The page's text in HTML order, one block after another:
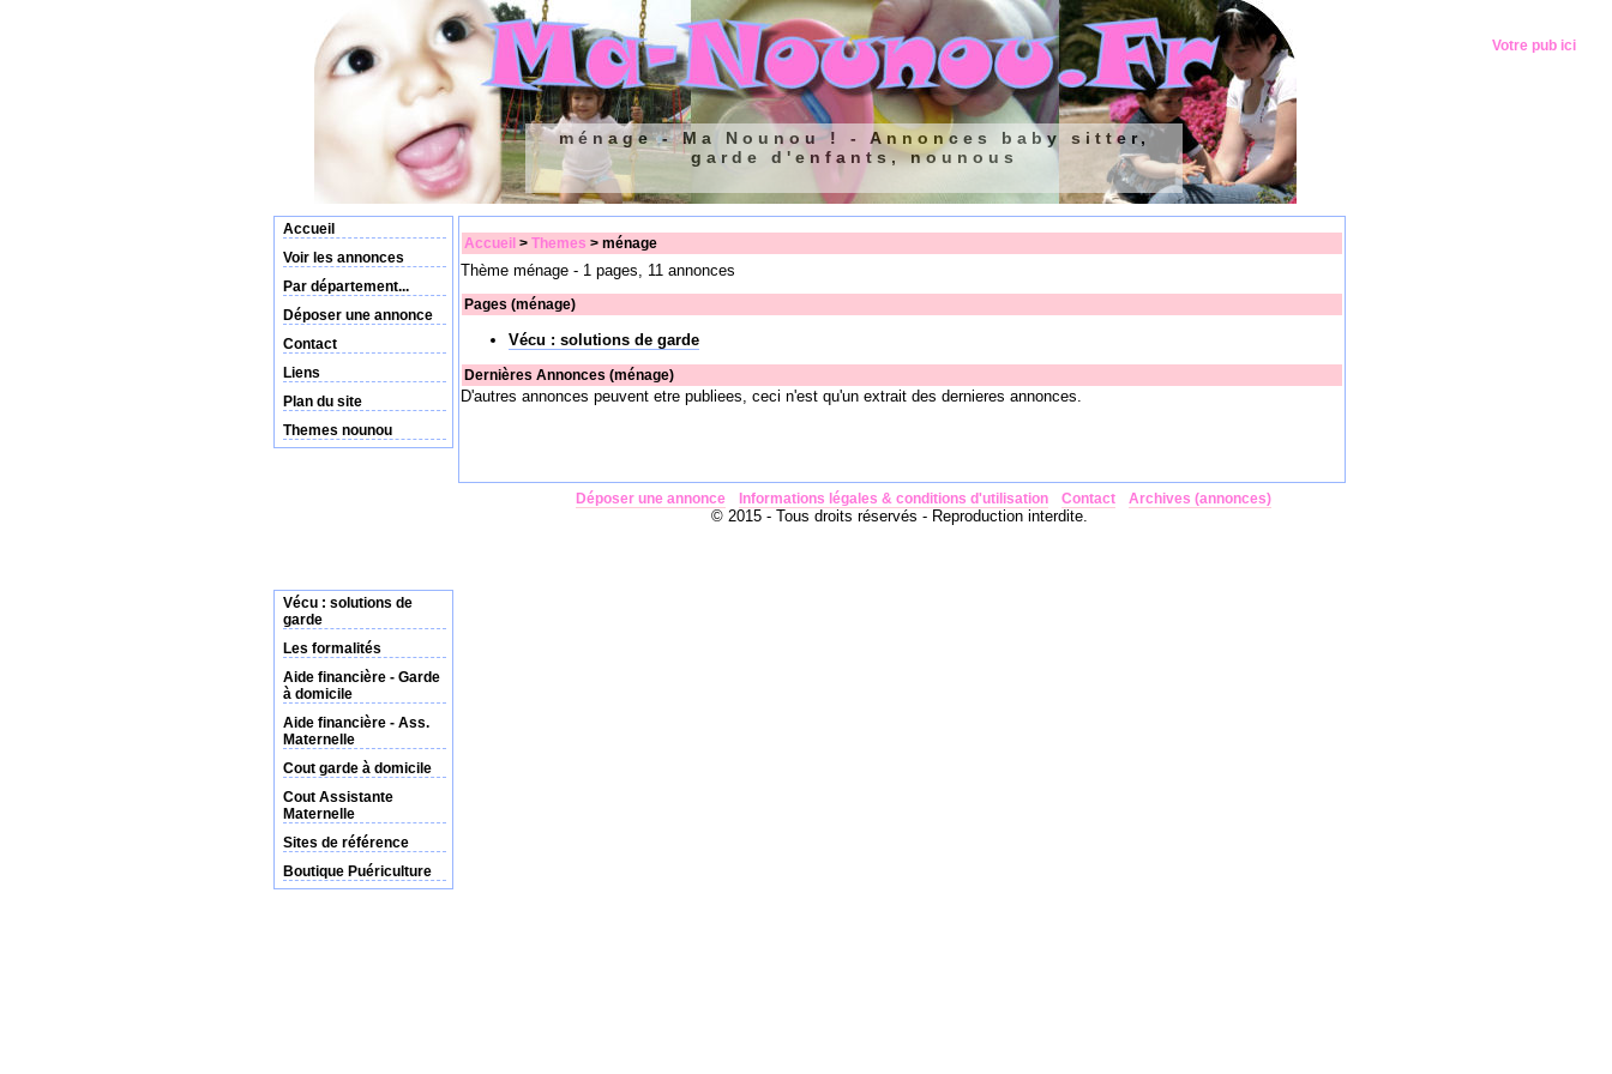
ménage - Ma Nounou ! - Annonces baby sitter,
garde d'enfants, nounous
Accueil
Voir les annonces
Par département...
Déposer une annonce
Contact
Liens
Plan du site
Themes nounou
Vécu : solutions de
garde
Les formalités
Aide financière - Garde
à domicile
Aide financière - Ass.
Maternelle
Cout garde à domicile
Cout Assistante
Maternelle
Sites de référence
Boutique Puériculture
Accueil > Themes > ménage
Thème ménage - 1 pages, 11 annonces
Pages (ménage)
Vécu : solutions de garde
Dernières Annonces (ménage)
D'autres annonces peuvent etre publiees, ceci n'est qu'un extrait des dernieres annonces.
Déposer une annonce Informations légales & conditions d'utilisation Contact Archives (annonces)
© 2015 - Tous droits réservés - Reproduction interdite.
Votre pub ici